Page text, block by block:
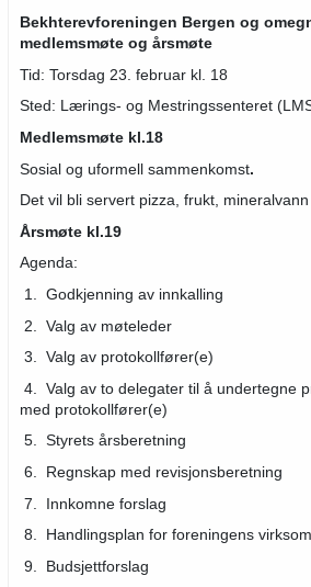
Bekhterevforeningen Bergen og
medlemsmøte og årsmøte
Tid: Torsdag 23. februar kl. 18
Sted: Lærings- og Mestringssenteret
Medlemsmøte kl.18
Sosial og uformell sammenkomst.
Det vil bli servert pizza, frukt,
Årsmøte kl.19
Agenda:
1. Godkjenning av innkalling
2. Valg av møteleder
3. Valg av protokollfører(e)
4. Valg av to delegater til å undertegne
med protokollfører(e)
5. Styrets årsberetning
6. Regnskap med revisjonsberetning
7. Innkomne forslag
8. Handlingsplan for foreningens
9. Budsjettforslag